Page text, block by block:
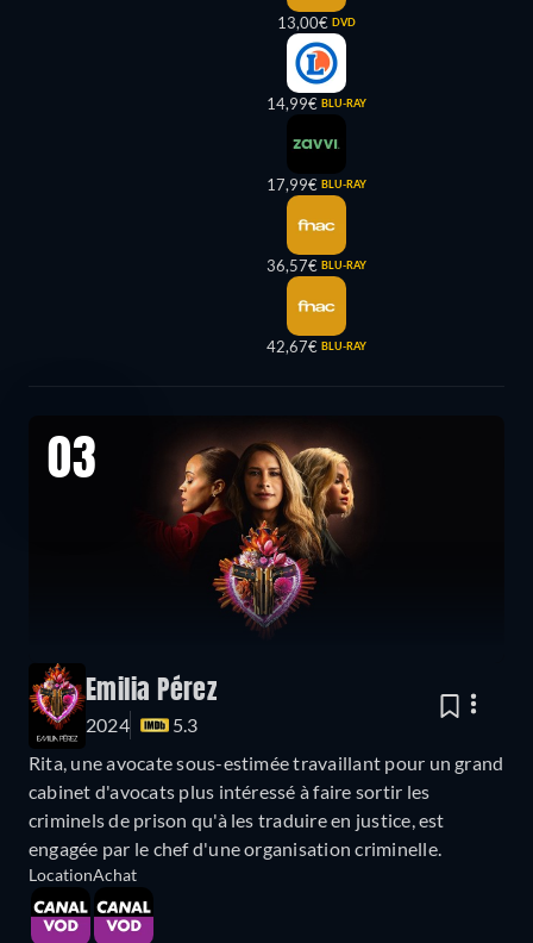
13,00€ DVD
14,99€ BLU-RAY
17,99€ BLU-RAY
36,57€ BLU-RAY
42,67€ BLU-RAY
03
Emilia Pérez
2024
5.3
Rita, une avocate sous-estimée travaillant pour un grand
cabinet d'avocats plus intéressé à faire sortir les
criminels de prison qu'à les traduire en justice, est
engagée par le chef d'une organisation criminelle.
LocationAchat